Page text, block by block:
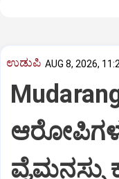
ಉಡುಪಿ AUG 8, 2026,
ವೈಮನಸ್ಸು